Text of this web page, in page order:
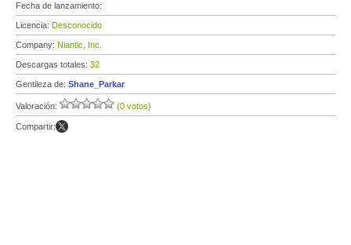
Fecha de lanzamiento:
Licencia: Desconocido
Company: Niantic, Inc.
Descargas totales: 32
Gentileza de: Shane_Parkar
Valoración: (0 votos)
Compartir: